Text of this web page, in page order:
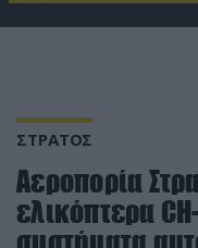
ΣΤΡΑΤΟΣ
Αεροπορία
ελικόπτερα